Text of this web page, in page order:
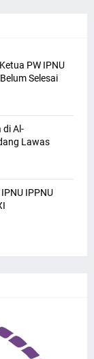
PW IPNU
Selesai
di Al-
Lawas
IPPNU